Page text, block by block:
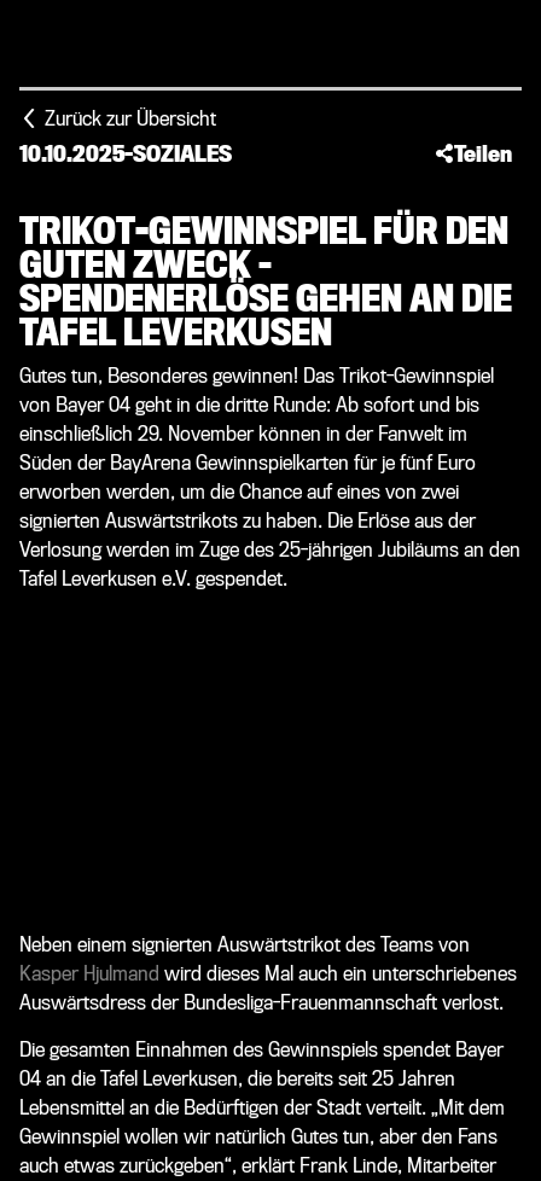
Zurück zur Übersicht
10.10.2025-SOZIALES Teilen
TRIKOT-GEWINNSPIEL FÜR DEN
GUTEN ZWECK –
SPENDENERLÖSE GEHEN AN DIE
TAFEL LEVERKUSEN
Gutes tun, Besonderes gewinnen! Das Trikot-Gewinnspiel
von Bayer 04 geht in die dritte Runde: Ab sofort und bis
einschließlich 29. November können in der Fanwelt im
Süden der BayArena Gewinnspielkarten für je fünf Euro
erworben werden, um die Chance auf eines von zwei
signierten Auswärtstrikots zu haben. Die Erlöse aus der
Verlosung werden im Zuge des 25-jährigen Jubiläums an den
Tafel Leverkusen e.V. gespendet.
Neben einem signierten Auswärtstrikot des Teams von
Kasper Hjulmand wird dieses Mal auch ein unterschriebenes
Auswärtsdress der Bundesliga-Frauenmannschaft verlost.
Die gesamten Einnahmen des Gewinnspiels spendet Bayer
04 an die Tafel Leverkusen, die bereits seit 25 Jahren
Lebensmittel an die Bedürftigen der Stadt verteilt. „Mit dem
Gewinnspiel wollen wir natürlich Gutes tun, aber den Fans
auch etwas zurückgeben“, erklärt Frank Linde, Mitarbeiter